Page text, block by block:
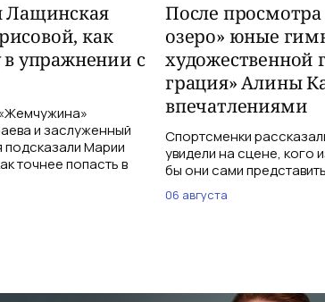
Лащинская
как
в упражнении с
и заслуженный
Марии
точнее попасть в
После просмотра
озеро» юные
художественной
грация» Алины
впечатлениями
Спортсменки
увидели на сцене, кого
бы они сами
06 августа